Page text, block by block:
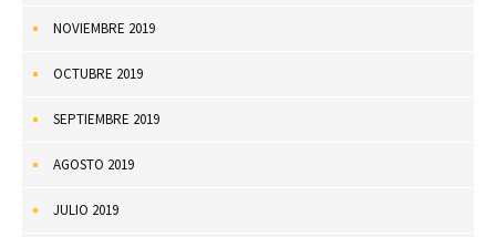
NOVIEMBRE 2019
OCTUBRE 2019
SEPTIEMBRE 2019
AGOSTO 2019
JULIO 2019